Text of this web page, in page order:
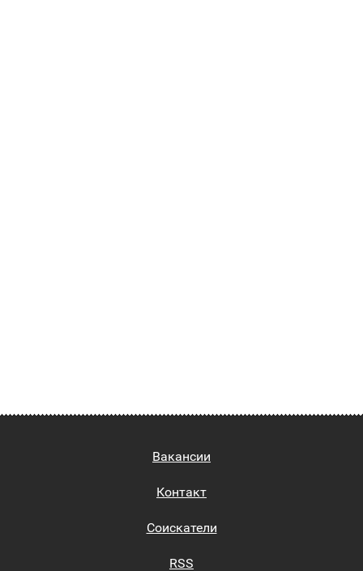
Вакансии
Контакт
Соискатели
RSS